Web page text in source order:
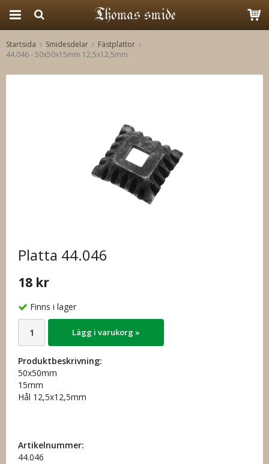
Produkten har blivit tillagd i varukorgen
Startsida Smidesdelar
Fästplattor
44.046 - 50x50x15mm 12,5x12,5mm
Platta 44.046
18 kr
Finns i lager
Lägg i varukorg »
Produktbeskrivning:
50x50mm
15mm
Hål 12,5x12,5mm
Artikelnummer:
44.046